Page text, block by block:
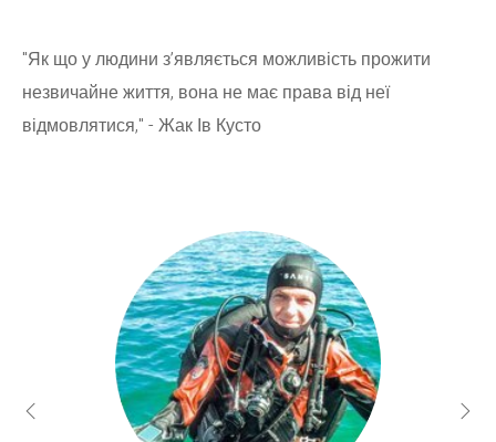
"Як що у людини з’являється можливість прожити
незвичайне життя, вона не має права від неї
відмовлятися," - Жак Ів Кусто